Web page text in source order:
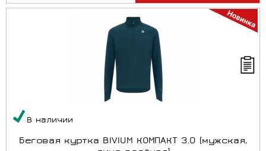
В наличии
Беговая куртка BIVIUM КОМПАКТ 3.0 (мужская,